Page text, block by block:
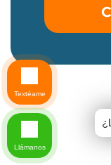
Textéame
Llámanos